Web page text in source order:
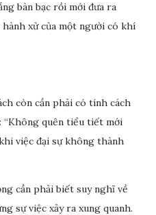
bàn bạc rồi mới đưa ra
xử của một người có khí
còn cần phải có tính cách
“Không quên tiểu tiết mới
việc đại sự không thành
cần phải biết suy nghĩ về
sự việc xảy ra xung quanh.